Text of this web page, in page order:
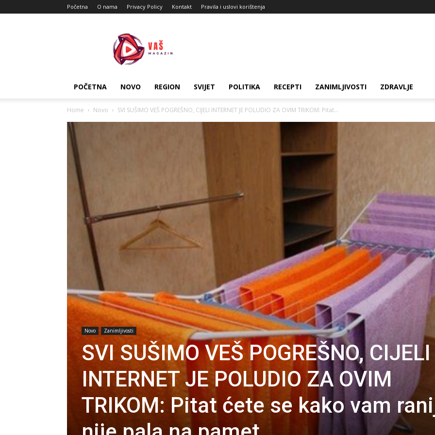
Početna O nama Privacy Policy Kontakt Pravila i uslovi korištenja
Magazin
POČETNA NOVO REGION SVIJET POLITIKA RECEPTI ZANIMLJIVOSTI ZDRAVLJE
Home Novo SVI SUŠIMO VEŠ POGREŠNO, CIJELI INTERNET JE POLUDIO ZA OVIM TRIKOM: Pitat...
Novo Zanimljivosti
SVI SUŠIMO VEŠ POGREŠNO, CIJELI
INTERNET JE POLUDIO ZA OVIM
TRIKOM: Pitat ćete se kako vam